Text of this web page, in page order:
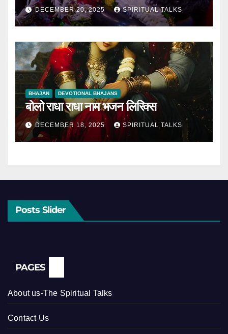
DECEMBER 20, 2025 SPIRITUAL TALKS
BHAJAN DEVOTIONAL BHAJANS
बोलो राधा राधा नाम भजन लिरिक्स
DECEMBER 18, 2025 SPIRITUAL TALKS
Posts Slider
PAGES
About us-The Spiritual Talks
Contact Us